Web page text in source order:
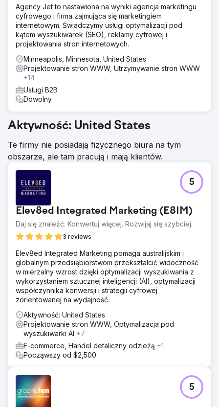
Agency Jet to nastawiona na wyniki agencja marketingu
cyfrowego i firma zajmująca się marketingiem
internetowym. Świadczymy usługi optymalizacji pod
kątem wyszukiwarek (SEO), reklamy cyfrowej i
projektowania stron internetowych.
Minneapolis, Minnesota, United States
Projektowanie stron WWW, Utrzymywanie stron WWW
+14
Usługi B2B
Dowolny
Aktywność: United States
Te firmy nie posiadają fizycznego biura na tym
obszarze, ale tam pracują i mają klientów.
Elev8ed Integrated Marketing (E8IM)
Daj się znaleźć. Konwertuj więcej. Rozwijaj się szybciej.
3 reviews
5
Elev8ed Integrated Marketing pomaga australijskim i
globalnym przedsiębiorstwom przekształcić widoczność
w mierzalny wzrost dzięki optymalizacji wyszukiwania z
wykorzystaniem sztucznej inteligencji (AI), optymalizacji
współczynnika konwersji i strategii cyfrowej
zorientowanej na wydajność.
Aktywność: United States
Projektowanie stron WWW, Optymalizacja pod
wyszukiwarki AI +7
E-commerce, Handel detaliczny odzieżą +1
Począwszy od $2,500
5